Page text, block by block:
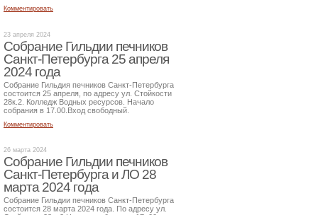
Комментировать
23 апреля 2024
Собрание Гильдии печников
Санкт-Петербурга 25 апреля
2024 года
Собрание Гильдия печников Санкт-Петербурга
состоится 25 апреля, по адресу ул. Стойкости
28к.2. Колледж Водных ресурсов. Начало
собрания в 17.00.Вход свободный.
Комментировать
26 марта 2024
Собрание Гильдии печников
Санкт-Петербурга и ЛО 28
марта 2024 года
Собрание Гильдии печников Санкт-Петербурга
состоится 28 марта 2024 года. По адресу ул.